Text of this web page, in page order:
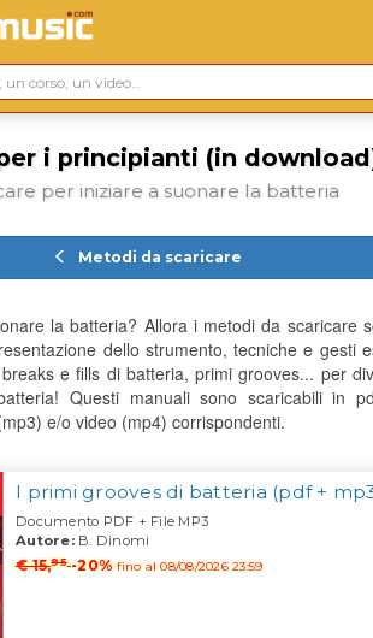
i principianti (in
per iniziare a suonare la batteria
Metodi da scaricare
la batteria? Allora i metodi da scaricare
dello strumento, tecniche e gesti
e fills di batteria, primi grooves... per
Questi manuali sono scaricabili in
e/o video (mp4) corrispondenti.
I primi grooves di batteria (pdf +
Documento PDF + File MP3
Autore:B. Dinomi
€ 15,95 -20%fino al 08/08/2026 23:59